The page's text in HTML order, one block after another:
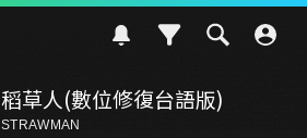
稻草人(數位修復台語版)
STRAWMAN